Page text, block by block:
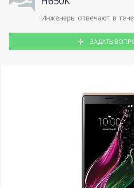
Инженеры отвечают в
ЗАДАТЬ